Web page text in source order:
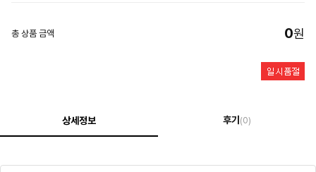
총 상품 금액 0원
상세정보 후기 (0)